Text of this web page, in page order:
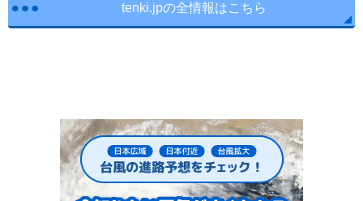
tenki.jpの全情報はこちら